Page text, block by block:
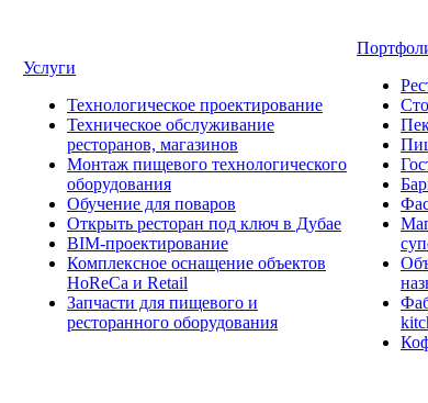
Услуги
Технологическое проектирование
Техническое обслуживание
ресторанов, магазинов
Монтаж пищевого технологического
оборудования
Обучение для поваров
Открыть ресторан под ключ в Дубае
BIM-проектирование
Комплексное оснащение объектов
HoReCa и Retail
Запчасти для пищевого и
ресторанного оборудования